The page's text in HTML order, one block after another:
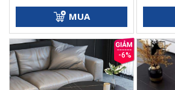
5
sao
MUA
5
sao
-6%